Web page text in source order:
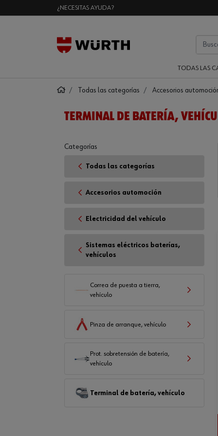
¿NECESITAS AYUDA?
TODAS LAS
Todas las categorías Accesorios
TERMINAL DE BATERÍA,
Categorías
Todas las categorías
Accesorios automoción
Electricidad del vehículo
Sistemas eléctricos baterías,
vehículos
Correa de puesta a tierra,
vehículo
Pinza de arranque, vehículo
Prot. sobretensión de batería,
vehículo
Terminal de batería, vehículo